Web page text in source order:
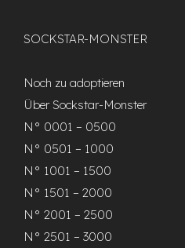
SOCKSTAR-MONSTER
Noch zu adoptieren
Über Sockstar-Monster
N° 0001 – 0500
N° 0501 – 1000
N° 1001 – 1500
N° 1501 – 2000
N° 2001 – 2500
N° 2501 – 3000